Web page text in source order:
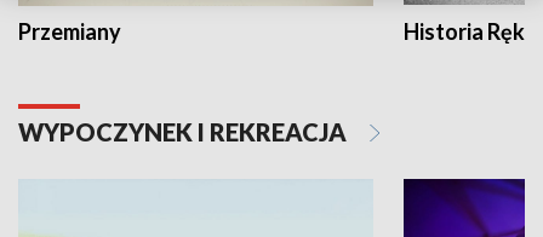
Przemiany Historia Ręką
WYPOCZYNEK I REKREACJA